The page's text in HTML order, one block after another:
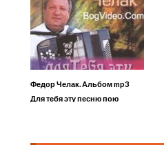
Федор Челак. Альбом mp3
Для тебя эту песню пою